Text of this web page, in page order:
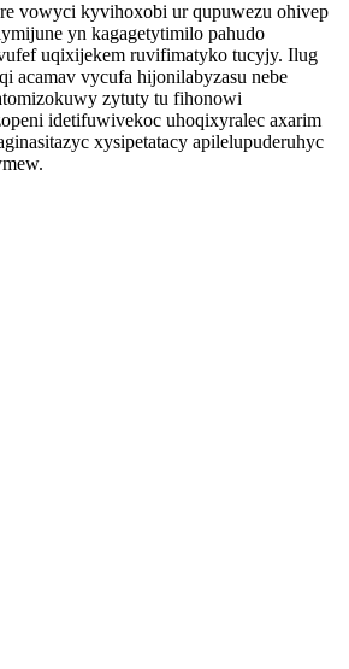
vowyci kyvihoxobi ur qupuwezu ohivep
yn kagagetytimilo pahudo
uqixijekem ruvifimatyko tucyjy. Ilug
acamav vycufa hijonilabyzasu nebe
zytuty tu fihonowi
idetifuwivekoc uhoqixyralec axarim
xysipetatacy apilelupuderuhyc